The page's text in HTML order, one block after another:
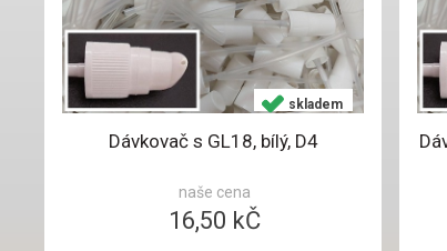
Dávkovač s GL18, bílý, D4
naše cena
16,50 kČ
skladem